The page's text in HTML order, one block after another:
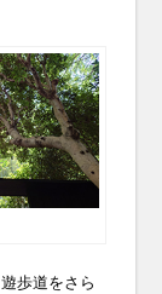
歩道をさら